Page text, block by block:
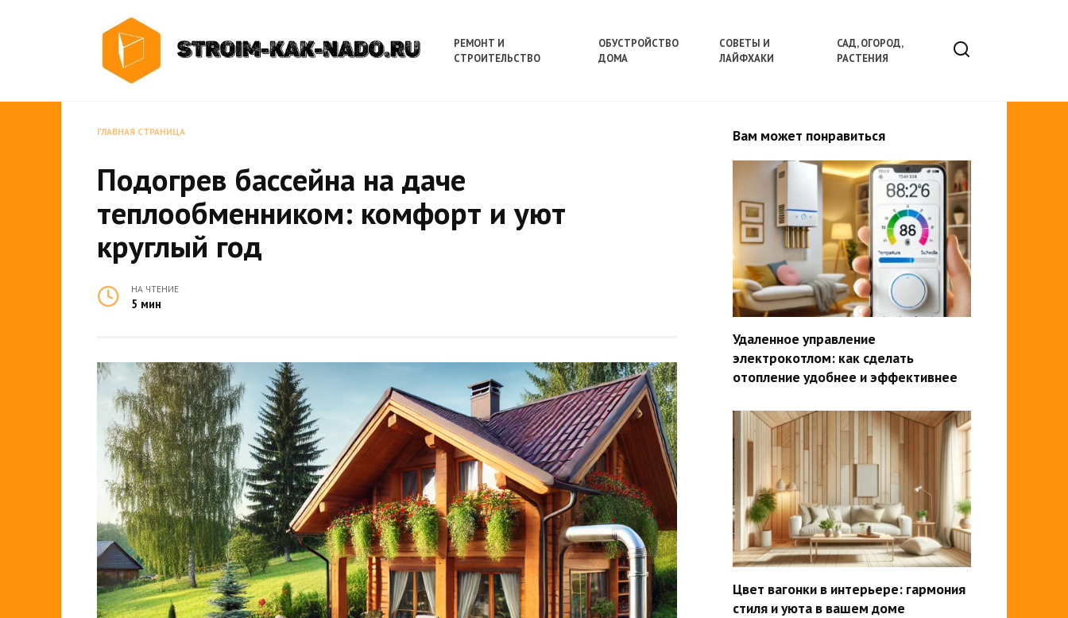
РЕМОНТ И
СТРОИТЕЛЬСТВО
ОБУСТРОЙСТВО
ДОМА
СОВЕТЫ И
ЛАЙФХАКИ
САД, ОГОРОД,
РАСТЕНИЯ
ГЛАВНАЯ СТРАНИЦА
Подогрев бассейна на даче
теплообменником: комфорт и уют
круглый год
НА ЧТЕНИЕ
5 мин
Вам может понравиться
Удаленное управление
электрокотлом: как сделать
отопление удобнее и эффективнее
Цвет вагонки в интерьере: гармония
стиля и уюта в вашем доме